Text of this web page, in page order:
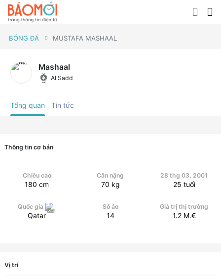
BÓNG ĐÁ MUSTAFA MASHAAL
Mashaal
Al Sadd
Tổng quan Tin tức
Thông tin cơ bản
Chiều cao
180 cm
Cân nặng
70 kg
28 thg 03, 2001
25 tuổi
Quốc gia
Qatar
Số áo
14
Giá trị thị trường
1.2 M.€
Vị trí